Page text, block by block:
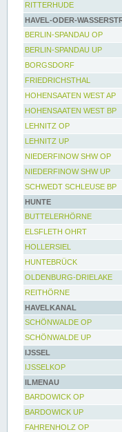
RITTERHUDE
HAVEL-ODER-
BERLIN-SPANDAU OP
BERLIN-SPANDAU UP
BORGSDORF
FRIEDRICHSTHAL
HOHENSAATEN WEST AP
HOHENSAATEN WEST BP
LEHNITZ OP
LEHNITZ UP
NIEDERFINOW SHW OP
NIEDERFINOW SHW UP
SCHWEDT SCHLEUSE BP
HUNTE
BUTTELERHÖRNE
ELSFLETH OHRT
HOLLERSIEL
HUNTEBRÜCK
OLDENBURG-DRIELAKE
REITHÖRNE
HAVELKANAL
SCHÖNWALDE OP
SCHÖNWALDE UP
IJSSEL
IJSSELKOP
ILMENAU
BARDOWICK OP
BARDOWICK UP
FAHRENHOLZ OP